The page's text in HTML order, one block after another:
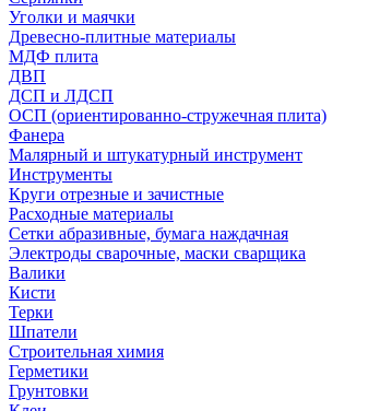
Уголки и маячки
Древесно-плитные материалы
МДФ плита
ДВП
ДСП и ЛДСП
ОСП (ориентированно-стружечная плита)
Фанера
Малярный и штукатурный инструмент
Инструменты
Круги отрезные и зачистные
Расходные материалы
Сетки абразивные, бумага наждачная
Электроды сварочные, маски сварщика
Валики
Кисти
Терки
Шпатели
Строительная химия
Герметики
Грунтовки